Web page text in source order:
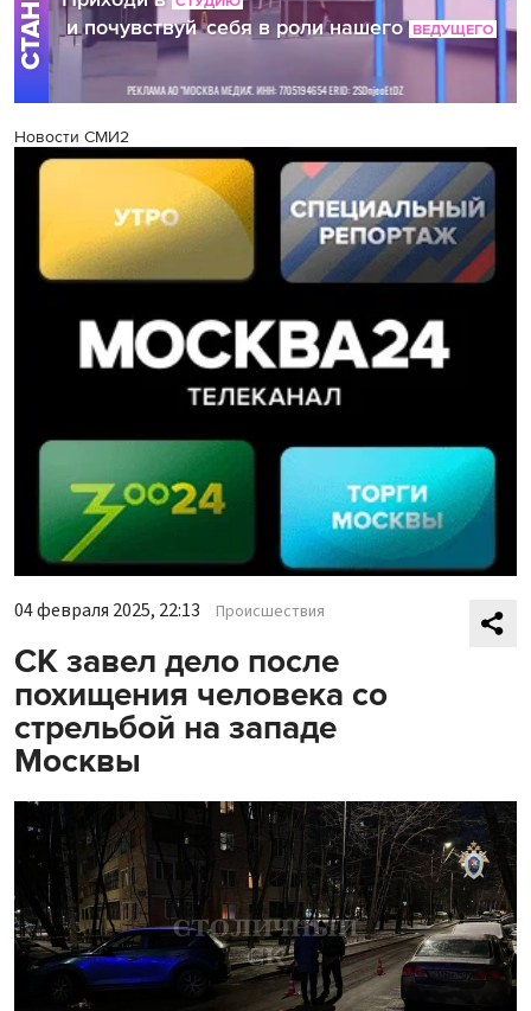
Новости СМИ2
04 февраля 2025, 22:13 Происшествия
СК завел дело после
похищения человека со
стрельбой на западе
Москвы